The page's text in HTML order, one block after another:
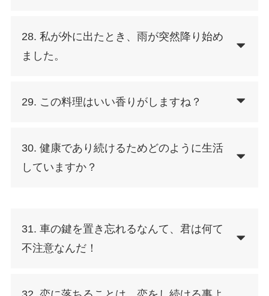
28. 私が外に出たとき、雨が突然降り始め
ました。
29. この料理はいい香りがしますね？
30. 健康であり続けるためどのように生活
していますか？
31. 車の鍵を置き忘れるなんて、君は何て
不注意なんだ！